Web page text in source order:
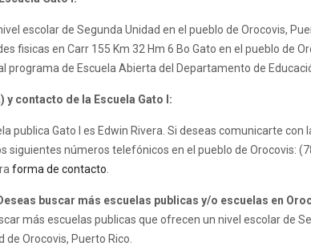
escolar de Segunda Unidad en el pueblo de Orocovis,
fisicas en Carr 155 Km 32 Hm 6 Bo Gato en el pueblo de
programa de Escuela Abierta del Departamento de
contacto de la Escuela Gato I:
publica Gato I es Edwin Rivera. Si deseas comunicarte con
siguientes números telefónicos en el pueblo de Orocovis:
forma de contacto
buscar más escuelas publicas y/o escuelas en
más escuelas publicas que ofrecen un nivel escolar de
de Orocovis, Puerto Rico.